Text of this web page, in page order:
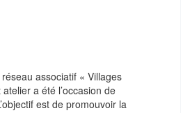
associatif « Villages
a été l’occasion de
est de promouvoir la